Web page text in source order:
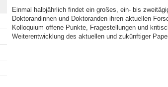
Einmal halbjährlich findet ein großes, ein- bis
Doktorandinnen und Doktoranden ihren aktuellen
Kolloquium offene Punkte, Fragestellungen und
Weiterentwicklung des aktuellen und zukünftiger